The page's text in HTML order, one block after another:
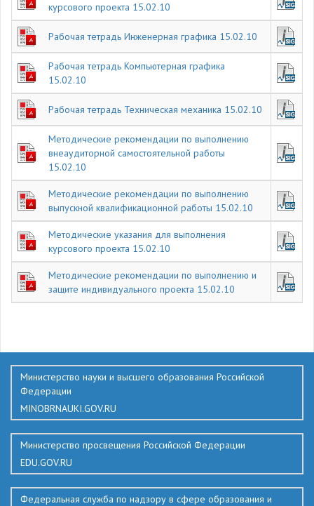
курсового проекта 15.02.10
Рабочая тетрадь Инженерная графика 15.02.10
Рабочая тетрадь Компьютерная графика
15.02.10
Рабочая тетрадь Техническая механика 15.02.10
Методические рекомендации по выполнению
внеаудиторной самостоятельной работы
15.02.10
Методические рекомендации по выполнению
выпускной квалификационной работы 15.02.10
Методические указания для выполнения
курсового проекта 15.02.10
Методические рекомендации по выполнению и
защите индивидуального проекта 15.02.10
Министерство науки и высшего образования Российской
Федерации
MINOBRNAUKI.GOV.RU
Министерство просвещения Российской Федерации
EDU.GOV.RU
Федеральная служба по надзору в сфере образования и